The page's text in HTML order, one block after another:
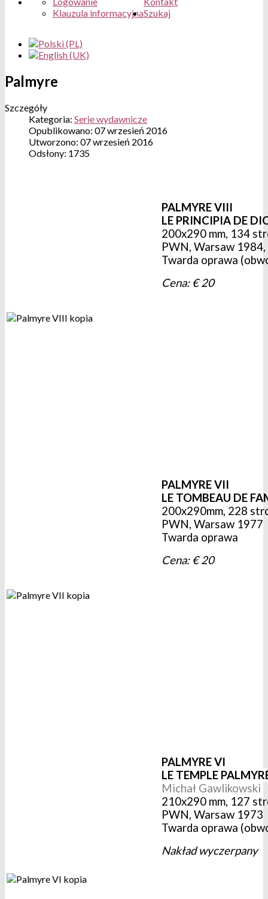
Klauzula informacyjnaSzukaj
Palmyre
Szczegóły
Kategoria: Serie wydawnicze
Opublikowano: 07 wrzesień 2016
Utworzono: 07 wrzesień 2016
Odsłony: 1735
PALMYRE VIII
LE PRINCIPIA DE
200x290 mm, 134
PWN, Warsaw
Twarda oprawa
Cena: € 20
PALMYRE VII
LE TOMBEAU DE
200x290mm, 228
PWN, Warsaw 1977
Twarda oprawa
Cena: € 20
PALMYRE VI
LE TEMPLE
Michał Gawlikowski
210x290 mm, 127
PWN, Warsaw 1973
Twarda oprawa
Nakład wyczerpany